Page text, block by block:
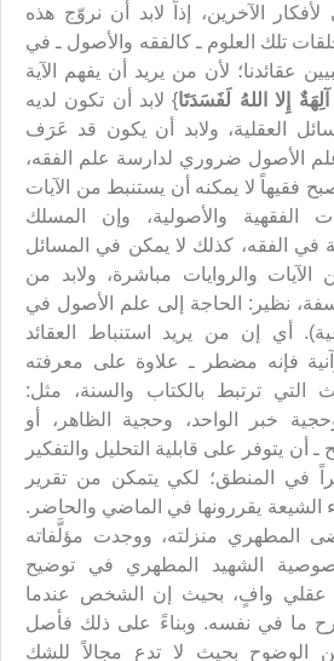
لأفكار الآخرين، إذاً لابد أن نروّج هذه
تلك العلوم ـ كالفقه والأصول ـ في
عقائدنا؛ لأن من يريد أن يفهم الآية
إِلا اللهُ لَفَسَدَتَا} لابد أن تكون لديه
العقلية، ولابد أن يكون قد عَرَف
علم الأصول ضروري لدارسة علم الفقه،
فقيهاً لا يمكنه أن يستنبط من الآيات
الفقهية والأصولية، وإن المسلك
في الفقه، كذلك لا يمكن في المسائل
الآيات والروايات مباشرة، ولابد من
نظير: الحاجة إلى علم الأصول في
أي إن من يريد استنباط العقائد
فإنه مضطر ـ علاوة على معرفته
التي ترتبط بالكتاب والسنة، مثل:
خبر الواحد، وحجية الظاهر، أو
ـ أن يتوفر على قابلية التحليل والتفكير
في المنطق؛ لكي يتمكن من تقرير
الشيعة يقررونها في الماضي والحاضر.
المطهري منزلته، ووجدت مؤلَّفاته
الشهيد المطهري في توضيح
عقلي وافٍ، بحيث إن الشخص عندما
ما في نفسه. وبناءً على ذلك فأصل
الوضوح بحيث لا تدع مجالاً للشك